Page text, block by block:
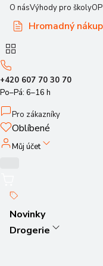
O násVýhody pro školy
Hromadný nákup
+420 607 70 30 70
Po–Pá: 6–16 h
Pro zákazníky
Oblíbené
Můj účet
Novinky
Drogerie